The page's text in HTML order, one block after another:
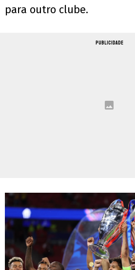
para outro clube.
PUBLICIDADE